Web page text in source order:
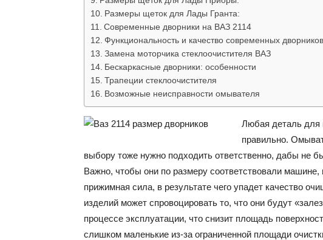
Размеры щеток для Лады Гранта:
Современные дворники на ВАЗ 2114
Функциональность и качество современных дворников
Замена моторчика стеклоочистителя ВАЗ
Бескаркасные дворники: особенности
Трапеции стеклоочистителя
Возможные неисправности омывателя
Любая деталь
правильно.
выбору тоже нужно подходить ответственно, дабы не
Важно, чтобы они по размеру соответствовали машине,
прижимная сила, в результате чего упадет качество
изделий может спровоцировать то, что они будут
процессе эксплуатации, что снизит площадь
слишком маленькие из-за ограниченной площади